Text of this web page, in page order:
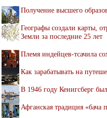
Получение высшего
Географы создали карты,
Земли за последние 25 лет
Племя индейцев-тсачила
Как зарабатывать на
В 1946 году Кенигсберг
Афганская традиция «бача